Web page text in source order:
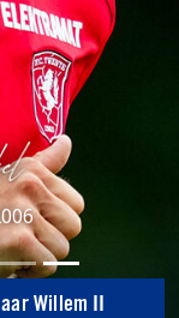
Willem II